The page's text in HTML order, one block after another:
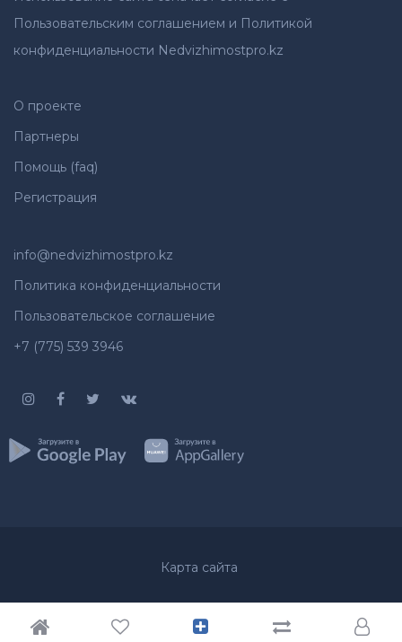
Пользовательским соглашением и Политикой
конфиденциальности Nedvizhimostpro.kz
О проекте
Партнеры
Помощь (faq)
Регистрация
info@nedvizhimostpro.kz
Политика конфиденциальности
Пользовательское соглашение
+7 (775) 539 3946
Карта сайта
© 2012-2026НедвижимостьВсе права защищены